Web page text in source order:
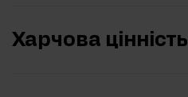
Харчова цінність